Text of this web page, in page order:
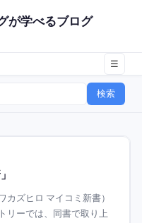
が学べるブログ
☰
検索
カズヒロ マイコミ新書）
リーでは、同書で取り上